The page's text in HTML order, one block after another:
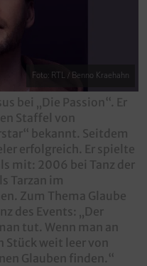
Foto: RTL / Benno Kraehahn
bei „Die Passion“. Er
Staffel von
bekannt. Seitdem
erfolgreich. Er spielte
mit: 2006 bei Tanz der
Tarzan im
Zum Thema Glaube
des Events: „Der
tut. Wenn man an
Stück weit leer von
Glauben finden.“